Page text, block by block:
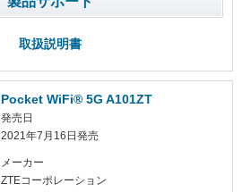
取扱説明書
Pocket WiFi® 5G A101ZT
発売日
2021年7月16日発売
メーカー
ZTEコーポレーション